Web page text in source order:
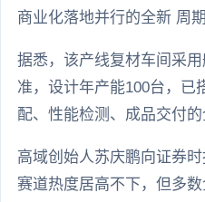
商业化落地并行的全新 周期
据悉，该产线复材车间采
准，设计年产能100台，已
配、性能检测、成品交付的
高域创始人苏庆鹏向证券
赛道热度居高不下，但多